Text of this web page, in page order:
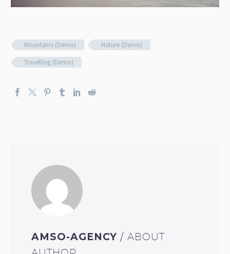
Mountains (Demo)
Nature (Demo)
Travelling (Demo)
AMSO-AGENCY/ ABOUT